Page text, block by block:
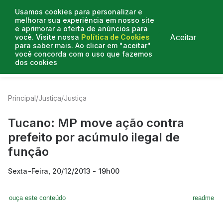
Usamos cookies para personalizar e
melhorar sua experiência em nosso site
e aprimorar a oferta de anúncios para
você. Visite nossa Política de Cookies
para saber mais. Ao clicar em "aceitar"
você concorda com o uso que fazemos
dos cookies
Aceitar
Entrevistas
Principal/Justiça/Justiça
Tucano: MP move ação contra
prefeito por acúmulo ilegal de
função
Sexta-Feira, 20/12/2013 - 19h00
ouça este conteúdo readme